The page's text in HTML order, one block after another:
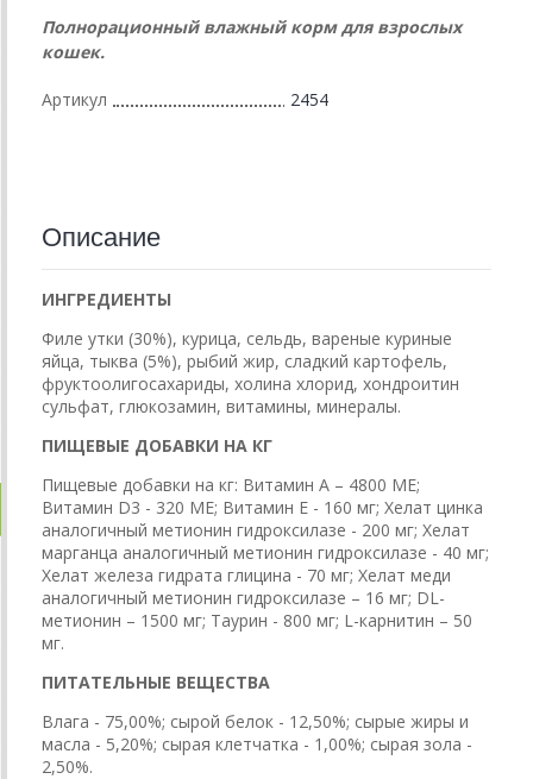
Полнорационный влажный корм для взрослых
кошек.
Артикул 2454
Описание
ИНГРЕДИЕНТЫ
Филе утки (30%), курица, сельдь, вареные куриные
яйца, тыква (5%), рыбий жир, сладкий картофель,
фруктоолигосахариды, холина хлорид, хондроитин
сульфат, глюкозамин, витамины, минералы.
ПИЩЕВЫЕ ДОБАВКИ НА КГ
Пищевые добавки на кг: Витамин А – 4800 МЕ;
Витамин D3 - 320 МЕ; Витамин Е - 160 мг; Хелат цинка
аналогичный метионин гидроксилазе - 200 мг; Хелат
марганца аналогичный метионин гидроксилазе - 40 мг;
Хелат железа гидрата глицина - 70 мг; Хелат меди
аналогичный метионин гидроксилазе – 16 мг; DL-
метионин – 1500 мг; Таурин - 800 мг; L-карнитин – 50
мг.
ПИТАТЕЛЬНЫЕ ВЕЩЕСТВА
Влага - 75,00%; сырой белок - 12,50%; сырые жиры и
масла - 5,20%; сырая клетчатка - 1,00%; сырая зола -
2,50%.